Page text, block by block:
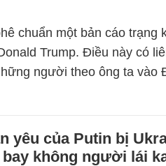
chuẩn một bản cáo trạng
Trump. Điều này có
người theo ông ta vào
yêu của Putin bị
không người lái